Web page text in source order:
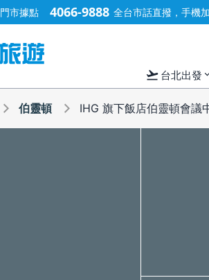
門市據點 4066-9888 全台市話直撥，手機
flight_takeoff 台北出發 expand_more
伯靈頓 IHG 旗下飯店伯靈頓會議